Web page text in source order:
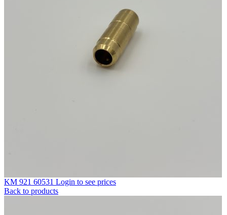
KM 921 60531 Login to see prices
Back to products